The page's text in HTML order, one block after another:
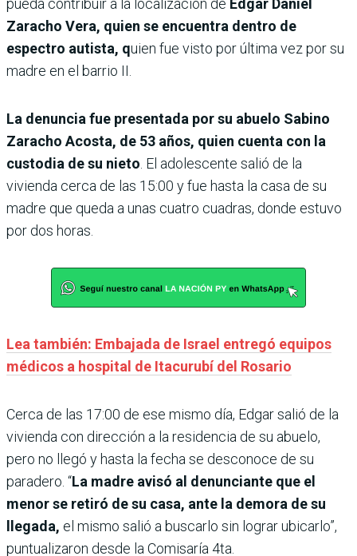
pueda contribuir a la localización de Edgar Daniel
Zaracho Vera, quien se encuentra dentro de
espectro autista, quien fue visto por última vez por su
madre en el barrio II.
La denuncia fue presentada por su abuelo Sabino
Zaracho Acosta, de 53 años, quien cuenta con la
custodia de su nieto. El adolescente salió de la
vivienda cerca de las 15:00 y fue hasta la casa de su
madre que queda a unas cuatro cuadras, donde estuvo
por dos horas.
Lea también: Embajada de Israel entregó equipos
médicos a hospital de Itacurubí del Rosario
Cerca de las 17:00 de ese mismo día, Edgar salió de la
vivienda con dirección a la residencia de su abuelo,
pero no llegó y hasta la fecha se desconoce de su
paradero. “La madre avisó al denunciante que el
menor se retiró de su casa, ante la demora de su
llegada, el mismo salió a buscarlo sin lograr ubicarlo”,
puntualizaron desde la Comisaría 4ta.